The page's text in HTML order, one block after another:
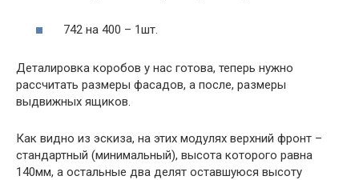
742 на 400 – 1шт.
Деталировка коробов у нас готова, теперь нужно
рассчитать размеры фасадов, а после, размеры
выдвижных ящиков.
Как видно из эскиза, на этих модулях верхний фронт –
стандартный (минимальный), высота которого равна
140мм, а остальные два делят оставшуюся высоту